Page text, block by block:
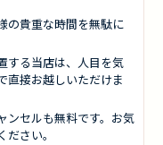
の貴重な時間を無駄に
する当店は、人目を気
直接お越しいただけま
ンセルも無料です。お気
さい。